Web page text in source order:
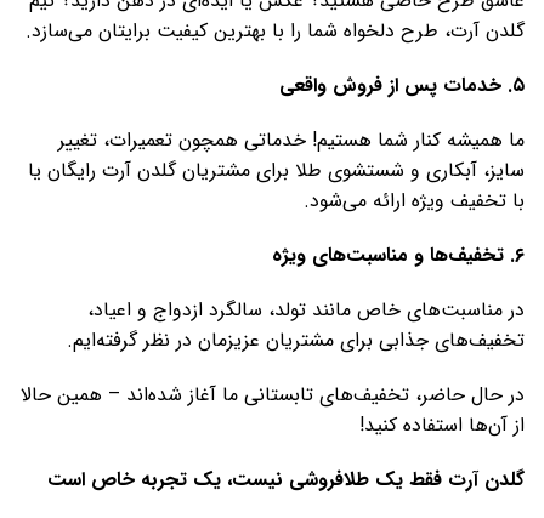
گلدن آرت، طرح دلخواه شما را با بهترین کیفیت برایتان می‌سازد.
۵. خدمات پس از فروش واقعی
ما همیشه کنار شما هستیم! خدماتی همچون تعمیرات، تغییر
سایز، آبکاری و شستشوی طلا برای مشتریان گلدن آرت رایگان یا
با تخفیف ویژه ارائه می‌شود.
۶. تخفیف‌ها و مناسبت‌های ویژه
در مناسبت‌های خاص مانند تولد، سالگرد ازدواج و اعیاد،
تخفیف‌های جذابی برای مشتریان عزیزمان در نظر گرفته‌ایم.
در حال حاضر، تخفیف‌های تابستانی ما آغاز شده‌اند – همین حالا
از آن‌ها استفاده کنید!
گلدن آرت فقط یک طلافروشی نیست، یک تجربه خاص است